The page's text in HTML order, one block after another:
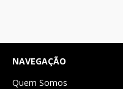
NAVEGAÇÃO
Quem Somos